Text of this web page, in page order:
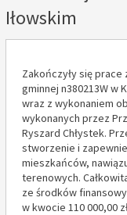
Iłowskim
Zakończyły się
gminnej n380213W w
wraz z wykonaniem
wykonanych przez
Ryszard Chłystek.
stworzenie i
mieszkańców,
terenowych.
ze środków
w kwocie 110 000,00